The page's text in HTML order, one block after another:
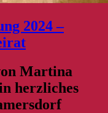
2024 –
Martina
herzliches